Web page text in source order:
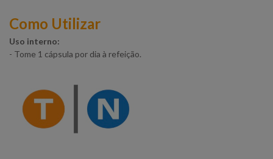
Como Utilizar
Uso interno:
- Tome 1 cápsula por dia à refeição.